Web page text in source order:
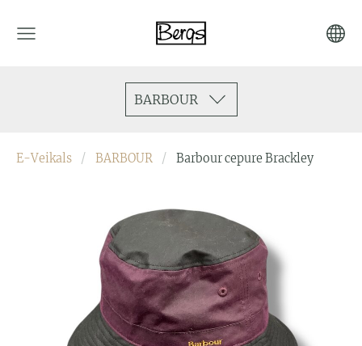
BARBOUR
E-Veikals BARBOUR Barbour cepure Brackley